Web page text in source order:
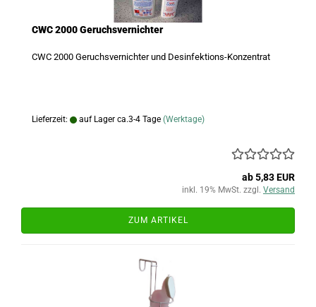
CWC 2000 Geruchsvernichter
CWC 2000 Geruchsvernichter und Desinfektions-Konzentrat
Lieferzeit: auf Lager ca.3-4 Tage (Werktage)
ab 5,83 EUR
inkl. 19% MwSt. zzgl. Versand
ZUM ARTIKEL